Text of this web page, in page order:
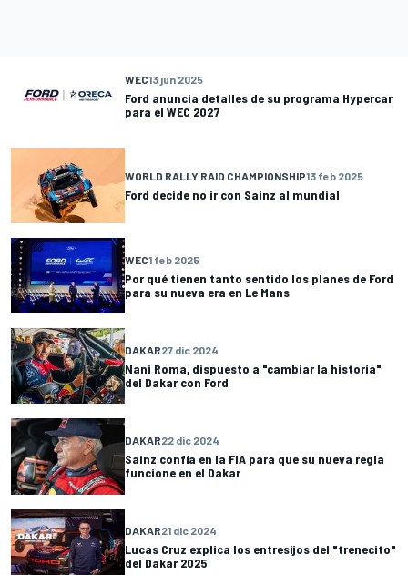
WEC13 jun 2025
Ford anuncia detalles de su programa Hypercar
para el WEC 2027
WORLD RALLY RAID CHAMPIONSHIP13 feb 2025
Ford decide no ir con Sainz al mundial
WEC1 feb 2025
Por qué tienen tanto sentido los planes de Ford
para su nueva era en Le Mans
DAKAR27 dic 2024
Nani Roma, dispuesto a "cambiar la historia"
del Dakar con Ford
DAKAR22 dic 2024
Sainz confía en la FIA para que su nueva regla
funcione en el Dakar
DAKAR21 dic 2024
Lucas Cruz explica los entresijos del "trenecito"
del Dakar 2025